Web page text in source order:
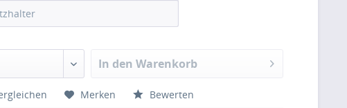
In den Warenkorb
Merken Bewerten